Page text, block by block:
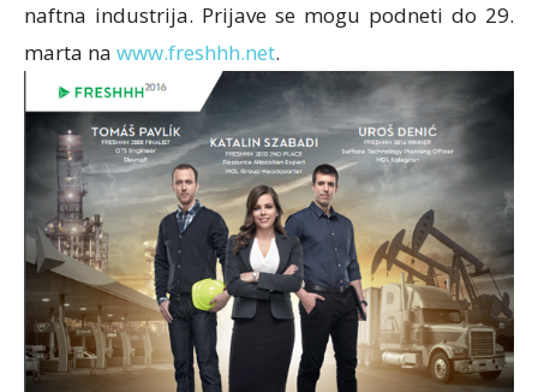
naftna industrija. Prijave se mogu podneti do 29.
marta na www.freshhh.net.